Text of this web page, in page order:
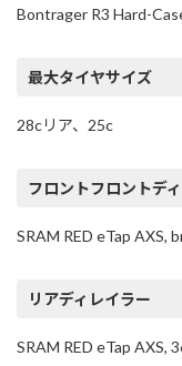
Bontrager R3 Hard-
最大タイヤサイズ
28cリア、25c
フロントフロントデ
SRAM RED eTap AXS,
リアディレイラー
SRAM RED eTap AXS,